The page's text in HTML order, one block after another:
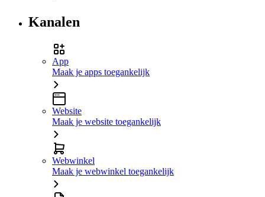
Kanalen
App
Maak je apps toegankelijk
Website
Maak je website toegankelijk
Webwinkel
Maak je webwinkel toegankelijk